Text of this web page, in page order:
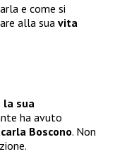
e come si
alla sua vita
la sua
ha avuto
Boscono. Non